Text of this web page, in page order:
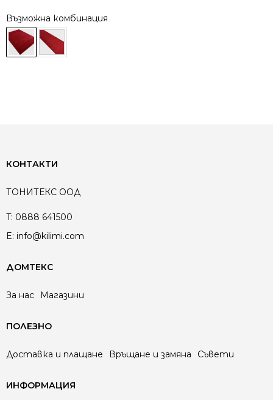
Възможна комбинация
КОНТАКТИ
ТОНИТЕКС ООД
T: 0888 641500
E: info@kilimi.com
ДОМТЕКС
За нас Магазини
ПОЛЕЗНО
Доставка и плащане Връщане и замяна Съвети
ИНФОРМАЦИЯ